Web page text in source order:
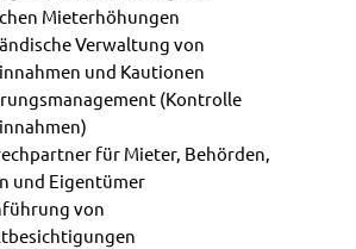
Mieterhöhungen
Verwaltung von
und Kautionen
(Kontrolle
für Mieter, Behörden,
und Eigentümer
von